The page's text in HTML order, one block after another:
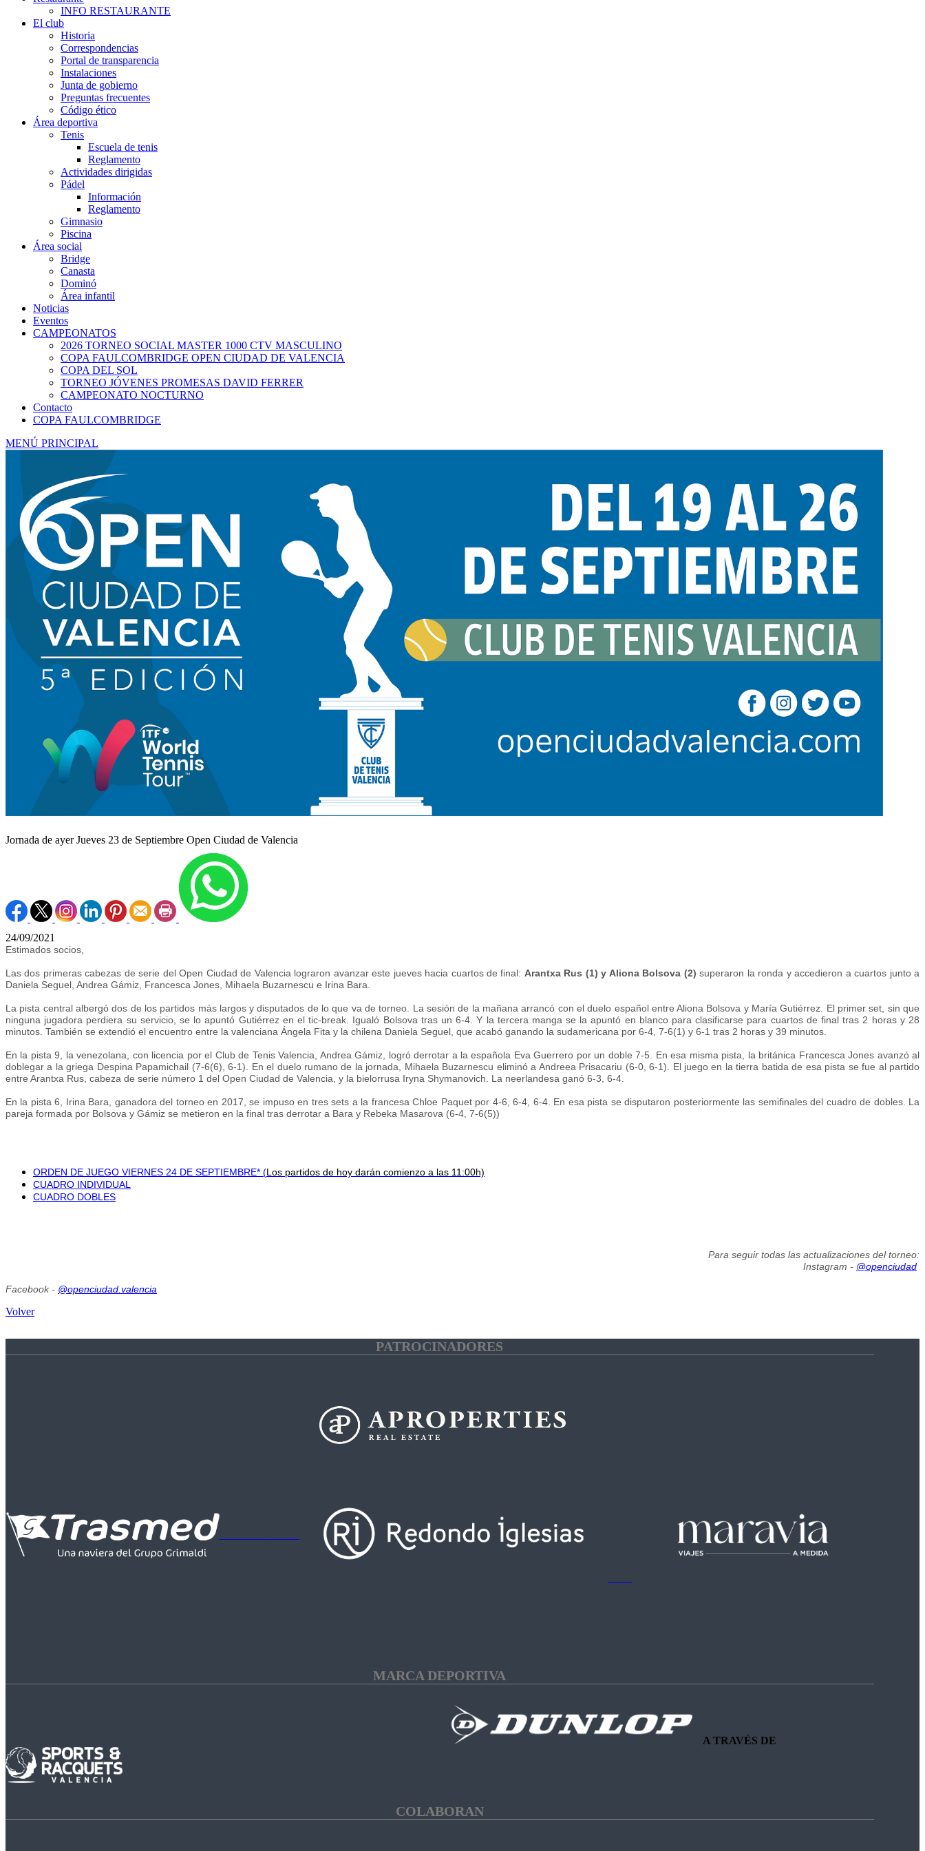
INFO RESTAURANTE
El club
Historia
Correspondencias
Portal de transparencia
Instalaciones
Junta de gobierno
Preguntas frecuentes
Código ético
Área deportiva
Tenis
Escuela de tenis
Reglamento
Actividades dirigidas
Pádel
Información
Reglamento
Gimnasio
Piscina
Área social
Bridge
Canasta
Dominó
Área infantil
Noticias
Eventos
CAMPEONATOS
2026 TORNEO SOCIAL MASTER 1000 CTV MASCULINO
COPA FAULCOMBRIDGE OPEN CIUDAD DE VALENCIA
COPA DEL SOL
TORNEO JÓVENES PROMESAS DAVID FERRER
CAMPEONATO NOCTURNO
Contacto
COPA FAULCOMBRIDGE
MENÚ PRINCIPAL
Jornada de ayer Jueves 23 de Septiembre Open Ciudad de Valencia
24/09/2021
Estimados socios,
Las dos primeras cabezas de serie del Open Ciudad de Valencia lograron avanzar este jueves hacia cuartos de final: Arantxa Rus (1) y Aliona Bolsova (2) superaron la ronda y accedieron a cuartos junto a
Daniela Seguel, Andrea Gámiz, Francesca Jones, Mihaela Buzarnescu e Irina Bara.
La pista central albergó dos de los partidos más largos y disputados de lo que va de torneo. La sesión de la mañana arrancó con el duelo español entre Aliona Bolsova y María Gutiérrez. El primer set, sin que
ninguna jugadora perdiera su servicio, se lo apuntó Gutiérrez en el tic-break. Igualó Bolsova tras un 6-4. Y la tercera manga se la apuntó en blanco para clasificarse para cuartos de final tras 2 horas y 28
minutos. También se extendió el encuentro entre la valenciana Ángela Fita y la chilena Daniela Seguel, que acabó ganando la sudamericana por 6-4, 7-6(1) y 6-1 tras 2 horas y 39 minutos.
En la pista 9, la venezolana, con licencia por el Club de Tenis Valencia, Andrea Gámiz, logró derrotar a la española Eva Guerrero por un doble 7-5. En esa misma pista, la británica Francesca Jones avanzó al
doblegar a la griega Despina Papamichail (7-6(6), 6-1). En el duelo rumano de la jornada, Mihaela Buzarnescu eliminó a Andreea Prisacariu (6-0, 6-1). El juego en la tierra batida de esa pista se fue al partido
entre Arantxa Rus, cabeza de serie número 1 del Open Ciudad de Valencia, y la bielorrusa Iryna Shymanovich. La neerlandesa ganó 6-3, 6-4.
En la pista 6, Irina Bara, ganadora del torneo en 2017, se impuso en tres sets a la francesa Chloe Paquet por 4-6, 6-4, 6-4. En esa pista se disputaron posteriormente las semifinales del cuadro de dobles. La
pareja formada por Bolsova y Gámiz se metieron en la final tras derrotar a Bara y Rebeka Masarova (6-4, 7-6(5))
ORDEN DE JUEGO VIERNES 24 DE SEPTIEMBRE* (Los partidos de hoy darán comienzo a las 11:00h)
CUADRO INDIVIDUAL
CUADRO DOBLES
Para seguir todas las actualizaciones del torneo:
Instagram - @openciudad
Facebook - @openciudad.valencia
Volver
PATROCINADORES
MARCA DEPORTIVA
A TRAVÉS DE
COLABORAN